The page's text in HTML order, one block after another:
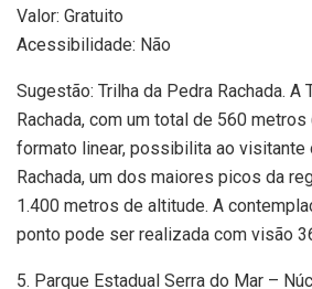
Valor: Gratuito
Acessibilidade: Não
Sugestão: Trilha da Pedra Rachada. A
Rachada, com um total de 560
formato linear, possibilita ao visitante
Rachada, um dos maiores picos da
1.400 metros de altitude. A
ponto pode ser realizada com visão
5. Parque Estadual Serra do Mar –